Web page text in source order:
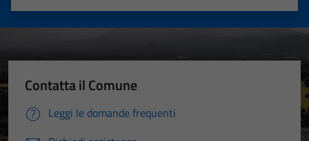
Valuta 5 stelle su 5
Valuta 4 stelle su 5
Valuta 3 stelle su 5
Valuta 2 stelle su 5
Valuta 1 stelle su 5
Contatta il Comune
Leggi le domande frequenti